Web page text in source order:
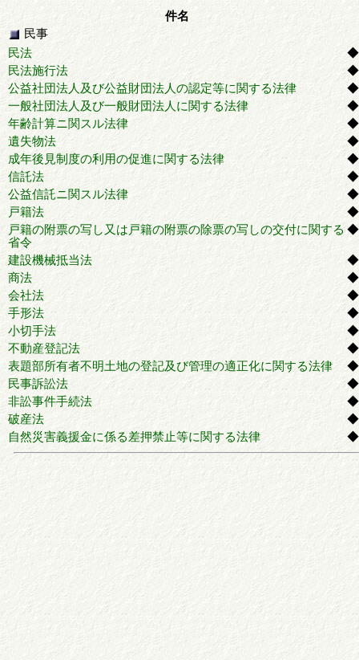
件名
民事
民法
◆
民法施行法
◆
公益社団法人及び公益財団法人の認定等に関する法律
◆
一般社団法人及び一般財団法人に関する法律
◆
年齢計算ニ関スル法律
◆
遺失物法
◆
成年後見制度の利用の促進に関する法律
◆
信託法
◆
公益信託ニ関スル法律
◆
戸籍法
◆
戸籍の附票の写し又は戸籍の附票の除票の写しの交付に関する
省令
◆
建設機械抵当法
◆
商法
◆
会社法
◆
手形法
◆
小切手法
◆
不動産登記法
◆
表題部所有者不明土地の登記及び管理の適正化に関する法律
◆
民事訴訟法
◆
非訟事件手続法
◆
破産法
◆
自然災害義援金に係る差押禁止等に関する法律
◆